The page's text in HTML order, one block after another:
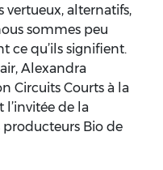
alternatifs,
sommes peu
ce qu’ils signifient.
Alexandra
Circuits Courts à la
l’invitée de la
producteurs Bio de